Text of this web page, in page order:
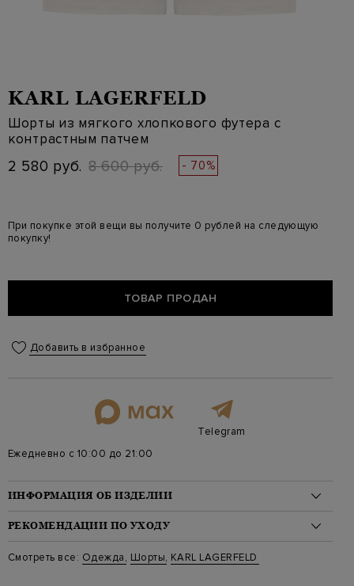
KARL LAGERFELD
Шорты из мягкого хлопкового футера с
контрастным патчем
2 580 руб. 8 600 руб. - 70%
При покупке этой вещи вы получите 0 рублей на следующую
покупку!
ТОВАР ПРОДАН
Добавить в избранное
Telegram
Ежедневно с 10:00 до 21:00
ИНФОРМАЦИЯ ОБ ИЗДЕЛИИ
Материал: хлопок 95%, эластан 5%
На модели: 175/82/60/91 на модели размер XS
Стиль: Спортивные
Цвет: Бежевый
РЕКОМЕНДАЦИИ ПО УХОДУ
Стирка: Деликатная стирка при температуре воды до 30
Смотреть все: Одежда, Шорты, KARL LAGERFELD